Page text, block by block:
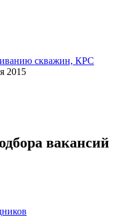
скважин, КРС
2015
вакансий